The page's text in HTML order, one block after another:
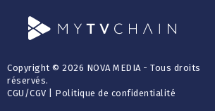
Copyright © 2026 NOVA MEDIA - Tous droits
réservés.
CGU /CGV Politique de confidentialité